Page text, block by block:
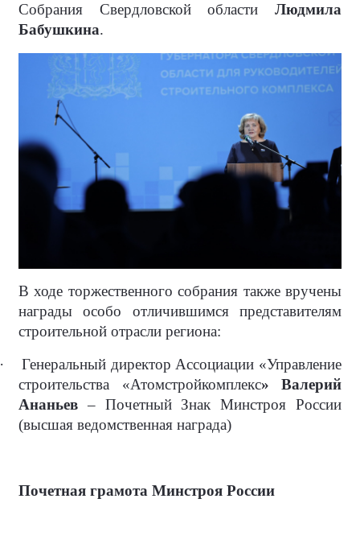
Собрания Свердловской области Людмила
Бабушкина.
В ходе торжественного собрания также вручены
награды особо отличившимся представителям
строительной отрасли региона:
·
Генеральный директор Ассоциации «Управление
строительства «Атомстройкомплекс» Валерий
Ананьев – Почетный Знак Минстроя России
(высшая ведомственная награда)
Почетная грамота Минстроя России